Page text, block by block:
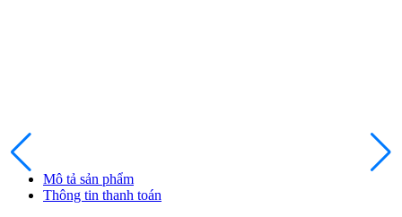
Mô tả sản phẩm
Thông tin thanh toán